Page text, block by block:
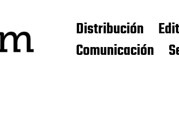
Distribución
Comunicación